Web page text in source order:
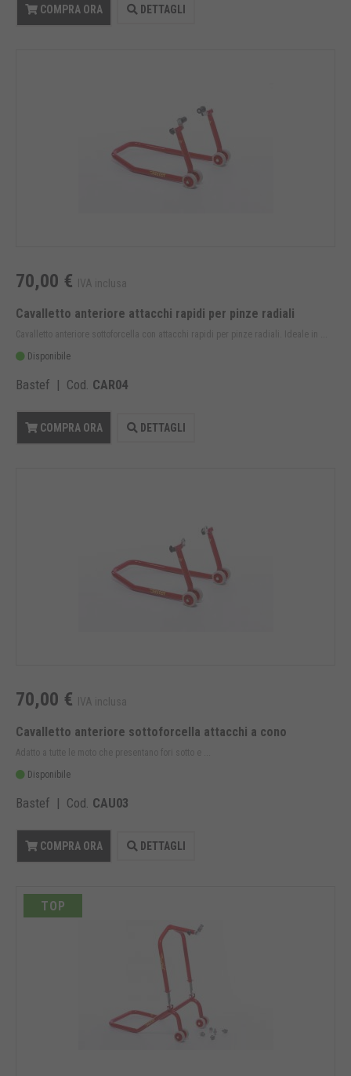
COMPRA ORA DETTAGLI
70,00 € IVA inclusa
Cavalletto anteriore attacchi rapidi per pinze radiali
Cavalletto anteriore sottoforcella con attacchi rapidi per pinze radiali. Ideale in ...
Disponibile
Bastef | Cod. CAR04
COMPRA ORA DETTAGLI
70,00 € IVA inclusa
Cavalletto anteriore sottoforcella attacchi a cono
Adatto a tutte le moto che presentano fori sotto e ...
Disponibile
Bastef | Cod. CAU03
COMPRA ORA DETTAGLI
TOP